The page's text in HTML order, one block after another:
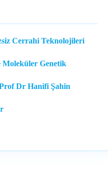
Cerrahi Teknolojileri
Moleküler Genetik
Dr Hanifi Şahin